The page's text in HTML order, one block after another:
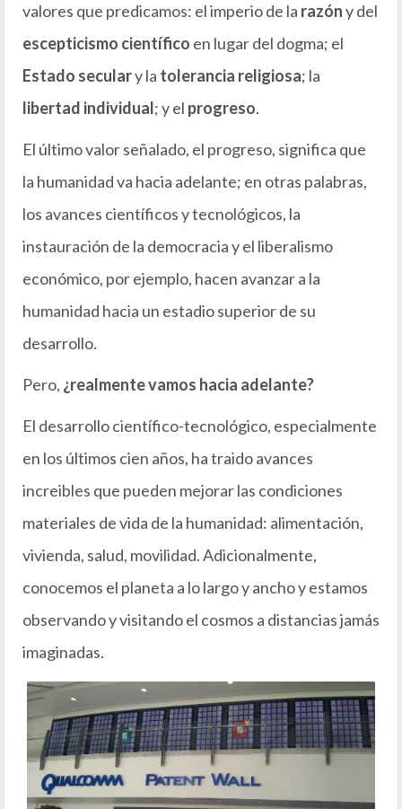
valores que predicamos: el imperio de la razóny del
escepticismo científico en lugar del dogma; el
Estado seculary la tolerancia religiosa; la
libertad individual; y el progreso.
El último valor señalado, el progreso, significa que
la humanidad va hacia adelante; en otras palabras,
los avances científicos y tecnológicos, la
instauración de la democracia y el liberalismo
económico, por ejemplo, hacen avanzar a la
humanidad hacia un estadio superior de su
desarrollo.
Pero, ¿realmente vamos hacia adelante?
El desarrollo científico-tecnológico, especialmente
en los últimos cien años, ha traido avances
increibles que pueden mejorar las condiciones
materiales de vida de la humanidad: alimentación,
vivienda, salud, movilidad. Adicionalmente,
conocemos el planeta a lo largo y ancho y estamos
observando y visitando el cosmos a distancias jamás
imaginadas.